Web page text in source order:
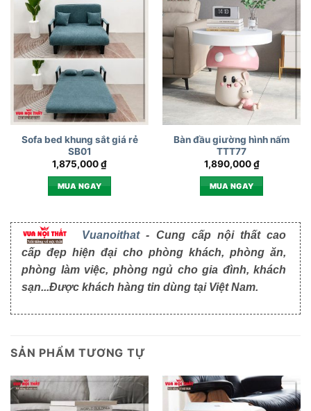
Sofa bed khung sắt giá rẻ
SB01
1,875,000₫
MUA NGAY
Bàn đầu giường hình nấm
TTT77
1,890,000₫
MUA NGAY
Vuanoithat- Cung cấp nội thất cao
cấp đẹp hiện đại cho phòng khách, phòng ăn,
phòng làm việc, phòng ngủ cho gia đình, khách
sạn...Được khách hàng tin dùng tại Việt Nam.
SẢN PHẨM TƯƠNG TỰ